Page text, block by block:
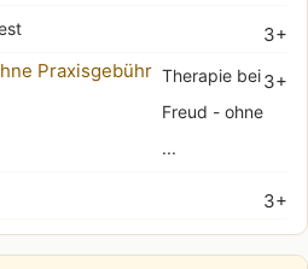
3+
3+
Therapie bei
Freud - ohne
...
3+